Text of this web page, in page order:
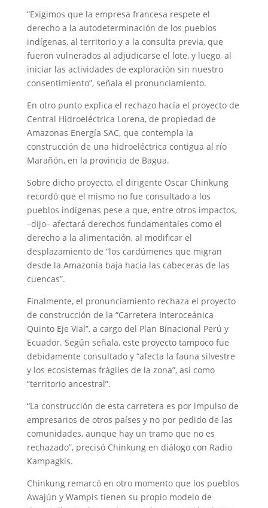
“Exigimos que la empresa francesa respete el
derecho a la autodeterminación de los pueblos
indígenas, al territorio y a la consulta previa, que
fueron vulnerados al adjudicarse el lote, y luego, al
iniciar las actividades de exploración sin nuestro
consentimiento”, señala el pronunciamiento.
En otro punto explica el rechazo hacía el proyecto de
Central Hidroeléctrica Lorena, de propiedad de
Amazonas Energía SAC, que contempla la
construcción de una hidroeléctrica contigua al río
Marañón, en la provincia de Bagua.
Sobre dicho proyecto, el dirigente Oscar Chinkung
recordó que el mismo no fue consultado a los
pueblos indígenas pese a que, entre otros impactos,
–dijo– afectará derechos fundamentales como el
derecho a la alimentación, al modificar el
desplazamiento de “los cardúmenes que migran
desde la Amazonía baja hacia las cabeceras de las
cuencas”.
Finalmente, el pronunciamiento rechaza el proyecto
de construcción de la “Carretera Interoceánica
Quinto Eje Vial”, a cargo del Plan Binacional Perú y
Ecuador. Según señala, este proyecto tampoco fue
debidamente consultado y “afecta la fauna silvestre
y los ecosistemas frágiles de la zona”, así como
“territorio ancestral”.
“La construcción de esta carretera es por impulso de
empresarios de otros países y no por pedido de las
comunidades, aunque hay un tramo que no es
rechazado”, precisó Chinkung en diálogo con Radio
Kampagkis.
Chinkung remarcó en otro momento que los pueblos
Awajún y Wampis tienen su propio modelo de